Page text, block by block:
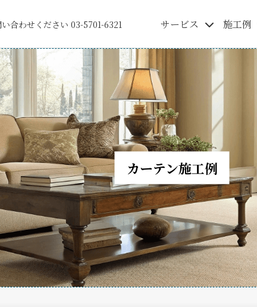
合わせください 03-5701-6321 サービス 施工例
カーテン施工例